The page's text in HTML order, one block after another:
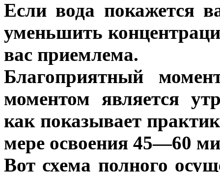
Если вода покажется
уменьшить
вас приемлема.
Благоприятный
моментом является
как показывает
мере освоения 45—60
Вот схема полного